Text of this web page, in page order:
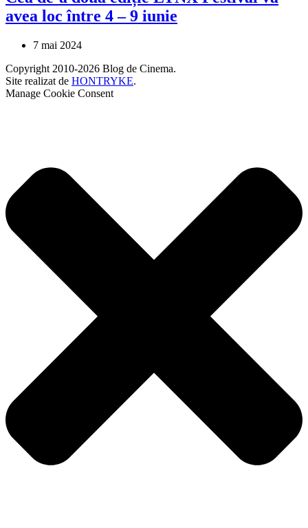
avea loc între 4 – 9 iunie
7 mai 2024
Copyright 2010-2026 Blog de Cinema.
Site realizat de HONTRYKE.
Manage Cookie Consent